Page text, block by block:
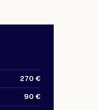
270 €
90 €